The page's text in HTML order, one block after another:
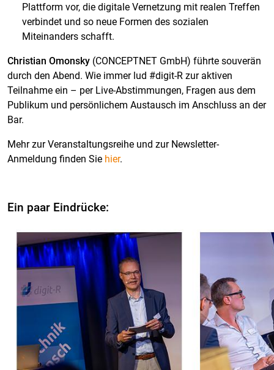
Plattform vor, die digitale Vernetzung mit realen Treffen
verbindet und so neue Formen des sozialen
Miteinanders schafft.
Christian Omonsky (CONCEPTNET GmbH) führte souverän
durch den Abend. Wie immer lud #digit-R zur aktiven
Teilnahme ein – per Live-Abstimmungen, Fragen aus dem
Publikum und persönlichem Austausch im Anschluss an der
Bar.
Mehr zur Veranstaltungsreihe und zur Newsletter-
Anmeldung finden Sie hier.
Ein paar Eindrücke: